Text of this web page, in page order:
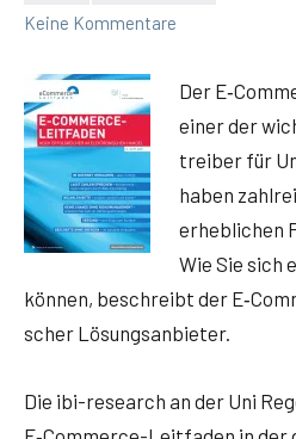
Winfried
Keine Kommentare
Der
einer der
trei­ber für
haben
erheb­li­chen
Wie Sie sich
kön­nen, beschreibt der
scher Lösungsanbieter.
Die ibi-rese­arch an der Uni